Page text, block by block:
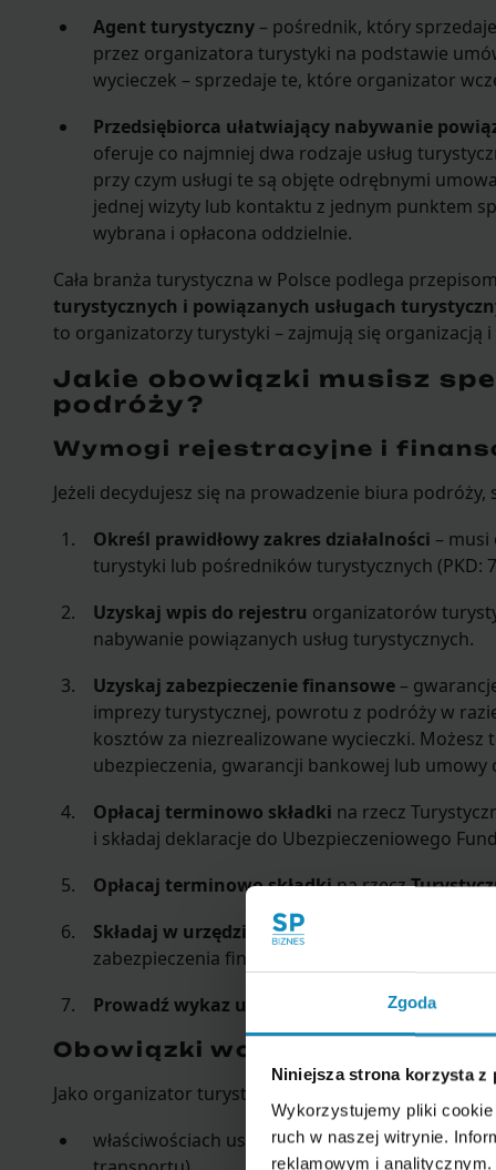
Zgoda
Niniejsza strona korzysta z
Wykorzystujemy pliki
ruch w naszej witrynie.
reklamowym i
Agent turystyczny – pośrednik, który
przez organizatora turystyki na podstawie
wycieczek – sprzedaje te, które organizator
Przedsiębiorca ułatwiający nabywanie
oferuje co najmniej dwa rodzaje usług
przy czym usługi te są objęte odrębnymi
jednej wizyty lub kontaktu z jednym punktem
wybrana i opłacona oddzielnie.
Cała branża turystyczna w Polsce podlega przepisom
turystycznych i powiązanych usługach
to organizatorzy turystyki – zajmują się organizacją i
Jakie obowiązki musisz
podróży?
Wymogi rejestracyjne i
Jeżeli decydujesz się na prowadzenie biura podróży,
Określ prawidłowy zakres działalności –
turystyki lub pośredników turystycznych (PKD:
Uzyskaj wpis do rejestru organizatorów
nabywanie powiązanych usług turystycznych.
Uzyskaj zabezpieczenie finansowe –
imprezy turystycznej, powrotu z podróży w
kosztów za niezrealizowane wycieczki. Możesz
ubezpieczenia, gwarancji bankowej lub
Opłacaj terminowo składki na rzecz
i składaj deklaracje do Ubezpieczeniowego
Opłacaj terminowo składkina rzecz
Składaj w urzędzie marszałkowskim
zabezpieczenia finansowego.
Prowadź wykaz umów
zawieranych z klientami.
Obowiązki wobec podróżnych
Jako organizator turystyki musisz udzielić klientom
właściwościach usługi turystycznej (miejsce,